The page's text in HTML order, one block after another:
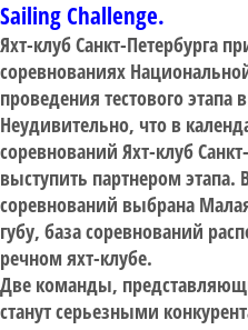
Sailing Challenge.
Яхт-клуб Санкт-Петербурга
соревнованиях
проведения тестового этапа
Неудивительно, что в
соревнований Яхт-клуб
выступить партнером этапа.
соревнований выбрана
губу, база соревнований
речном яхт-клубе.
Две команды,
станут серьезными